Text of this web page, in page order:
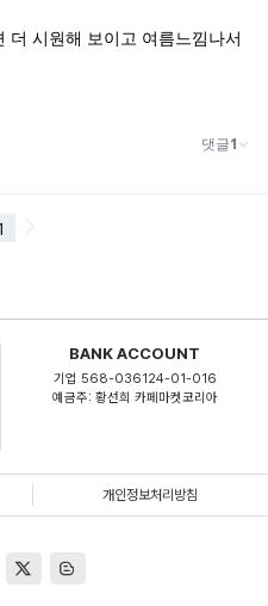
BANK ACCOUNT
기업 568-036124-01-016
예금주: 황선희 카페마켓코리아
개인정보처리방침